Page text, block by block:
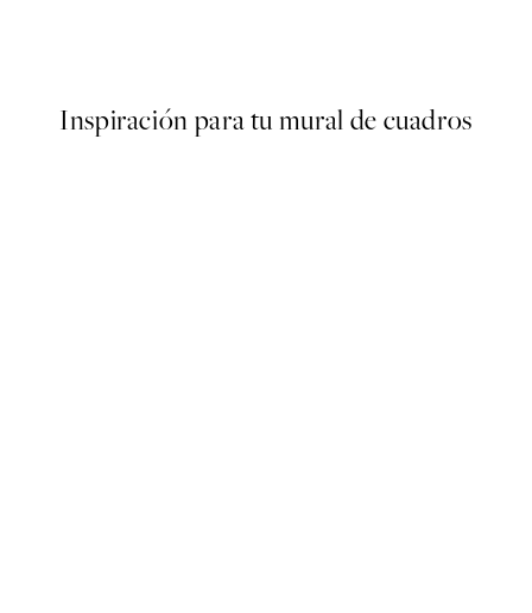
Inspiración para tu mural de cuadros